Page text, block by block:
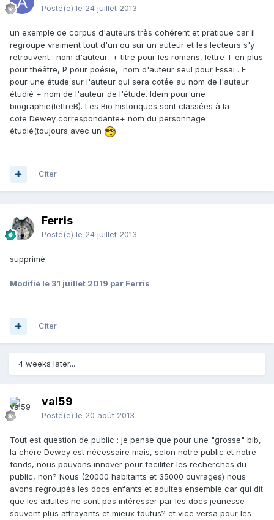
Posté(e) le 24 juillet 2013
un exemple de corpus d'auteurs très cohérent et pratique car il
regroupe vraiment tout d'un ou sur un auteur et les lecteurs s'y
retrouvent : nom d'auteur + titre pour les romans, lettre T en plus
pour théâtre, P pour poésie, nom d'auteur seul pour Essai . E
pour une étude sur l'auteur qui sera cotée au nom de l'auteur
étudié + nom de l'auteur de l'étude. Idem pour une
biographie(lettreB). Les Bio historiques sont classées à la
cote Dewey correspondante+ nom du personnage
étudié(toujours avec un
Citer
Ferris
Posté(e) le 24 juillet 2013
supprimé
Modifié le 31 juillet 2019 par Ferris
Citer
4 weeks later...
val59
Posté(e) le 20 août 2013
Tout est question de public : je pense que pour une "grosse" bib,
la chère Dewey est nécessaire mais, selon notre public et notre
fonds, nous pouvons innover pour faciliter les recherches du
public, non? Nous (20000 habitants et 35000 ouvrages) nous
avons regroupés les docs enfants et adultes ensemble car qui dit
que les adultes ne sont pas intéresser par les docs jeunesse
souvent plus attrayants et mieux foutus? et vice versa pour les